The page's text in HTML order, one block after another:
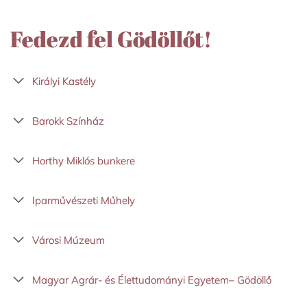
Fedezd fel Gödöllőt!
Királyi Kastély
Barokk Színház
Horthy Miklós bunkere
Iparművészeti Műhely
Városi Múzeum
Magyar Agrár- és Élettudományi Egyetem– Gödöllő